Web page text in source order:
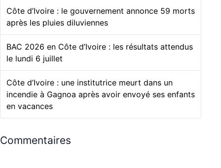
Côte d’Ivoire : le gouvernement annonce 59 morts
après les pluies diluviennes
BAC 2026 en Côte d’Ivoire : les résultats attendus
le lundi 6 juillet
Côte d’Ivoire : une institutrice meurt dans un
incendie à Gagnoa après avoir envoyé ses enfants
en vacances
Commentaires